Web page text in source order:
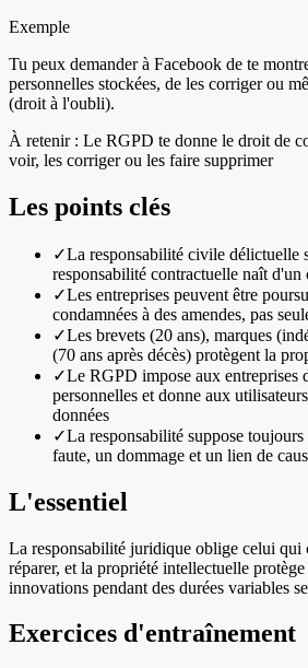
Exemple
Tu peux demander à Facebook de te
personnelles stockées, de les corriger ou
(droit à l'oubli).
À retenir : Le RGPD te donne le droit de
voir, les corriger ou les faire supprimer
Les points clés
✓La responsabilité civile délictuelle
responsabilité contractuelle naît d'un
✓Les entreprises peuvent être
condamnées à des amendes, pas
✓Les brevets (20 ans), marques
(70 ans après décès) protègent la
✓Le RGPD impose aux entreprises
personnelles et donne aux
données
✓La responsabilité suppose
faute, un dommage et un lien de
L'essentiel
La responsabilité juridique oblige celui qui
réparer, et la propriété intellectuelle
innovations pendant des durées variables
Exercices d'entraînement